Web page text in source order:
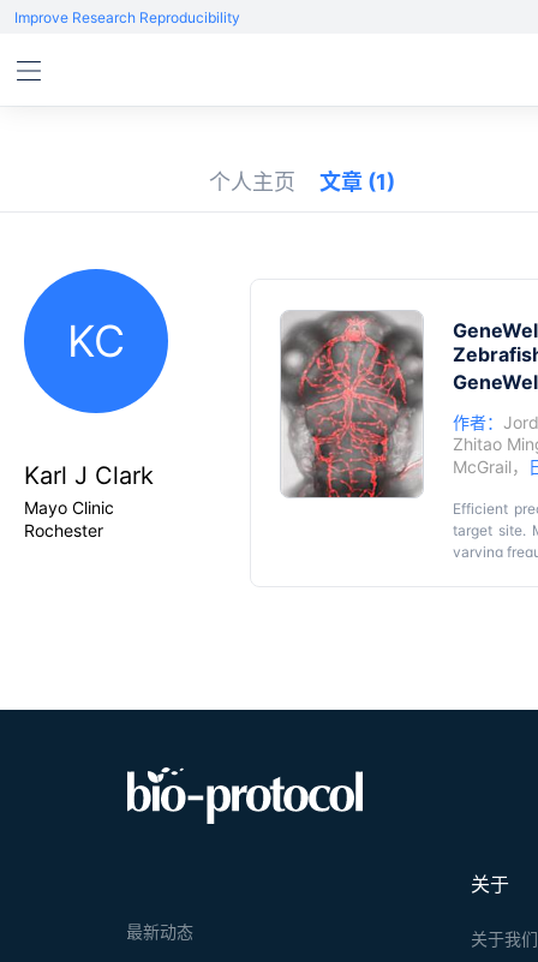
Improve Research Reproducibility
个人主页 文章 (1)
KC
Karl J Clark
Mayo Clinic
Rochester
作者：
Zhitao
McGrail，
Efficient
target site.
varying
关于
关于我们
最新动态